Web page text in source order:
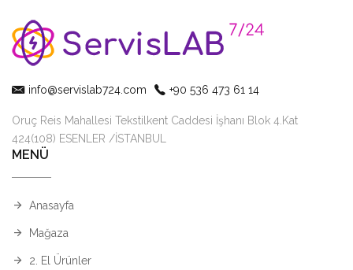
info@servislab724.com +90 536 473 61 14
Oruç Reis Mahallesi Tekstilkent Caddesi İşhanı Blok 4.Kat
424(108) ESENLER /İSTANBUL
MENÜ
Anasayfa
Mağaza
2. El Ürünler